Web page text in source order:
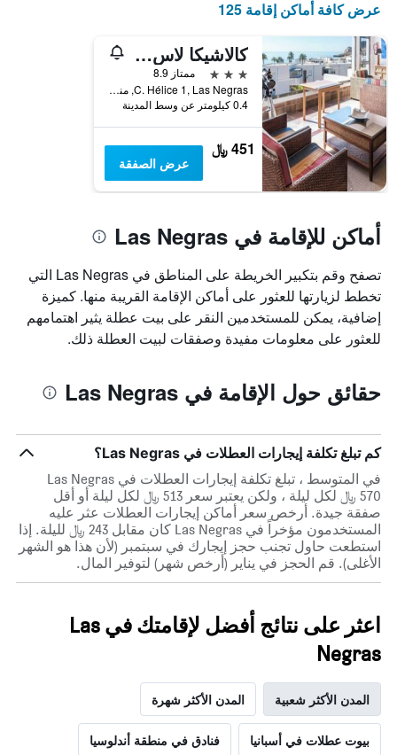
الذي
أيام
الأسبوع.
يتضمن
المخطط
التالي
1
محور
Y
الذي
سعر
غرفة
عرض كافة أماكن إقامة 125
كالاشيكا لاس نيجراس
3 نجوم
ممتاز 8.9
C. Hélice 1, Las Negras, منطقة أندلوسيا, أسبانيا
0.4 كيلومتر عن وسط المدينة
451 ﷼
عرض الصفقة
أماكن للإقامة في Las Negras
تصفح وقم بتكبير الخريطة على المناطق في Las Negras التي
تخطط لزيارتها للعثور على أماكن الإقامة القريبة منها. كميزة
إضافية، يمكن للمستخدمين النقر على بيت عطلة يثير اهتمامهم
للعثور على معلومات مفيدة وصفقات لبيت العطلة ذلك.
حقائق حول الإقامة في Las Negras
كم تبلغ تكلفة إيجارات العطلات في Las Negras؟
في المتوسط ، تبلغ تكلفة إيجارات العطلات في Las Negras
570 ﷼ لكل ليلة ، ولكن يعتبر سعر 513 ﷼ لكل ليلة أو أقل
صفقة جيدة. أرخص سعر أماكن إيجارات العطلات عثر عليه
المستخدمون مؤخراً في Las Negras كان مقابل 243 ﷼ لليلة. إذا
استطعت حاول تجنب حجز إيجارك في سبتمبر (لأن هذا هو الشهر
الأغلى). قم الحجز في يناير (أرخص شهر) لتوفير المال.
اعثر على نتائج أفضل لإقامتك في Las
Negras
المدن الأكثر شعبية المدن الأكثر شهرة
بيوت عطلات في أسبانيا فنادق في منطقة أندلوسيا